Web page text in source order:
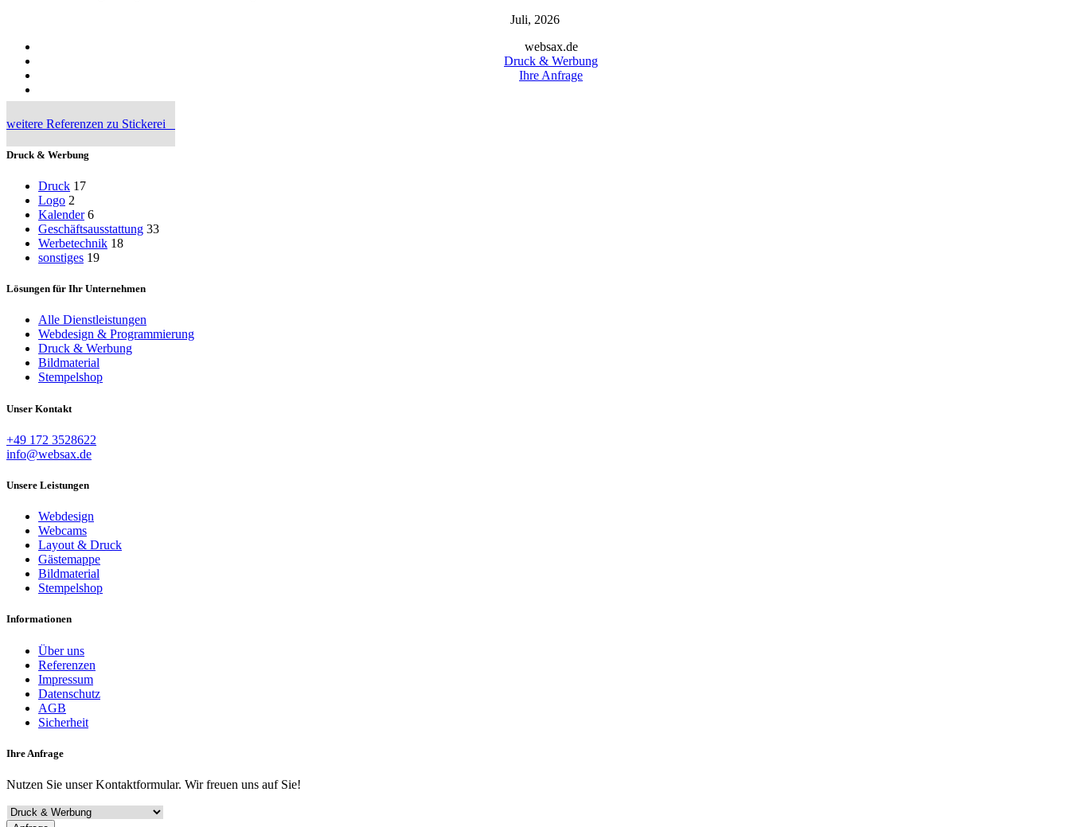
Juli, 2026
websax.de
Druck & Werbung
Ihre Anfrage
weitere Referenzen zu Stickerei
Druck & Werbung
Druck 17
Logo 2
Kalender 6
Geschäftsausstattung 33
Werbetechnik 18
sonstiges 19
Lösungen für Ihr Unternehmen
Alle Dienstleistungen
Webdesign & Programmierung
Druck & Werbung
Bildmaterial
Stempelshop
Unser Kontakt
+49 172 3528622
info@websax.de
Unsere Leistungen
Webdesign
Webcams
Layout & Druck
Gästemappe
Bildmaterial
Stempelshop
Informationen
Über uns
Referenzen
Impressum
Datenschutz
AGB
Sicherheit
Ihre Anfrage
Nutzen Sie unser Kontaktformular. Wir freuen uns auf Sie!